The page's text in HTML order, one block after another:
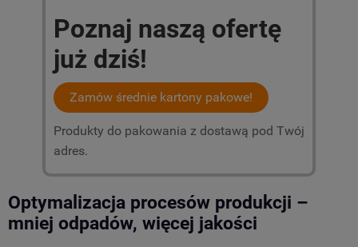
Poznaj naszą ofertę
już dziś!
Zamów średnie kartony pakowe!
Produkty do pakowania z dostawą pod Twój
adres.
Optymalizacja procesów produkcji –
mniej odpadów, więcej jakości